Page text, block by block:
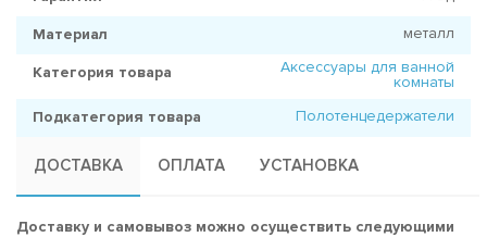
Материал металл
Категория товара
Аксессуары для ванной
комнаты
Подкатегория товара
Полотенцедержатели
ДОСТАВКА ОПЛАТА УСТАНОВКА
Доставку и самовывоз можно осуществить следующими